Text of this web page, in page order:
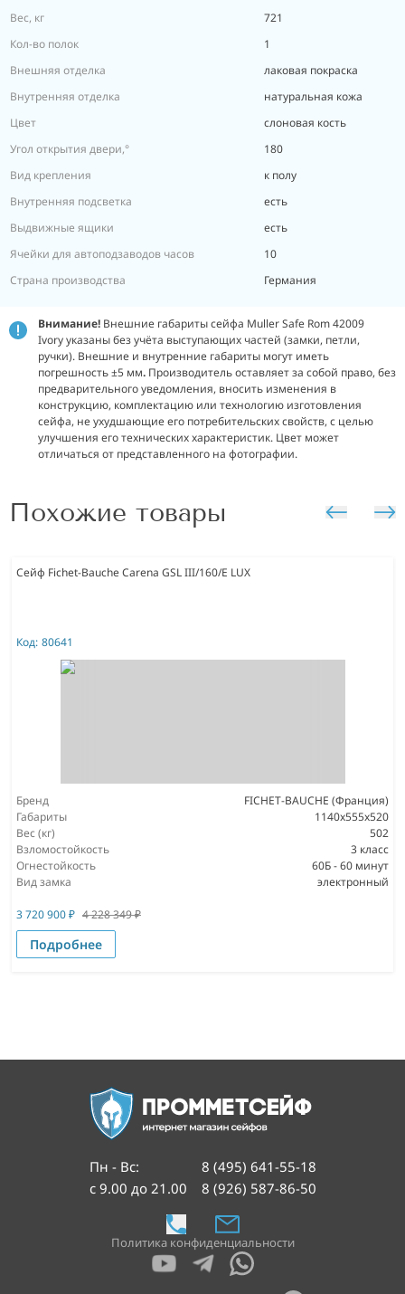
Вес, кг
721
Кол-во полок
1
Внешняя отделка
лаковая покраска
Внутренняя отделка
натуральная кожа
Цвет
слоновая кость
Угол открытия двери,°
180
Вид крепления
к полу
Внутренняя подсветка
есть
Выдвижные ящики
есть
Ячейки для автоподзаводов часов
10
Страна производства
Германия
Внимание! Внешние габариты сейфа Muller Safe Rom 42009
Ivory указаны без учёта выступающих частей (замки, петли,
ручки). Внешние и внутренние габариты могут иметь
погрешность ±5 мм. Производитель оставляет за собой право, без
предварительного уведомления, вносить изменения в
конструкцию, комплектацию или технологию изготовления
сейфа, не ухудшающие его потребительских свойств, с целью
улучшения его технических характеристик. Цвет может
отличаться от представленного на фотографии.
Похожие товары
Сейф Fichet-Bauche Carena GSL III/160/E LUX
Код: 80641
Бренд
FICHET-BAUCHE (Франция)
Габариты
1140x555x520
Вес (кг)
502
Взломостойкость
3 класс
Огнестойкость
60Б - 60 минут
Вид замка
электронный
3 720 900₽ 4 228 349₽
Подробнее
Пн - Вс:
с 9.00 до 21.00
8 (495) 641-55-18
8 (926) 587-86-50
Политика конфиденциальности